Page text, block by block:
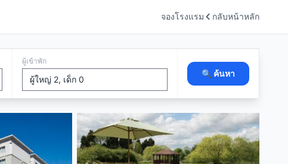
จองโรงแรม กลับหน้าหลัก
ผู้เข้าพัก
🔍 ค้นหา